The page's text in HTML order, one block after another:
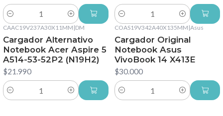
Cantidad Cantidad
CAAC19V237A30X11MM |DM
Cargador Alternativo
Notebook Acer Aspire 5
A514-53-52P2 (N19H2)
$21.990
Cantidad
COAS19V342A40X135MM |Asus
Cargador Original
Notebook Asus
VivoBook 14 X413E
$30.000
Cantidad